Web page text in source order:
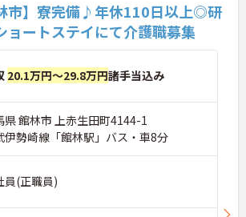
市】寮完備♪年休110日以上◎研
ョートステイにて介護職募集
20.1万円～29.8万円諸手当込み
県 館林市 上赤生田町4144-1
伊勢崎線「館林駅」バス・車8分
員(正職員)